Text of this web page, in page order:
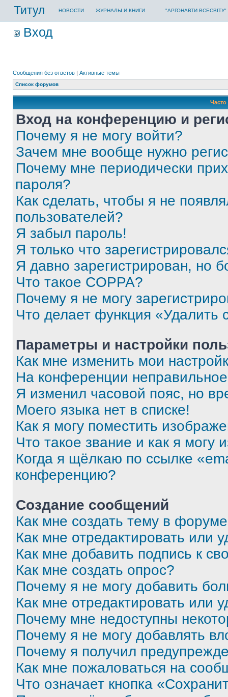
Титул НОВОСТИ ЖУРНАЛЫ И КНИГИ "АРГОНАВТИ ВСЕСВІТУ"
Вход
Сообщения без ответов | Активные темы
Список форумов
Вход на конференцию и
Почему я не могу войти?
Зачем мне вообще нужно
Почему мне периодически
пароля?
Как сделать, чтобы я не
пользователей?
Я забыл пароль!
Я только что
Я давно зарегистрирован, но
Что такое COPPA?
Почему я не могу
Что делает функция «Удалить
Параметры и настройки
Как мне изменить мои
На конференции
Я изменил часовой пояс, но
Моего языка нет в списке!
Как я могу поместить
Что такое звание и как я могу
Когда я щёлкаю по ссылке
конференцию?
Создание сообщений
Как мне создать тему в
Как мне отредактировать или
Как мне добавить подпись к
Как мне создать опрос?
Почему я не могу добавить
Как мне отредактировать или
Почему мне недоступны
Почему я не могу добавлять
Почему я получил
Как мне пожаловаться на
Что означает кнопка